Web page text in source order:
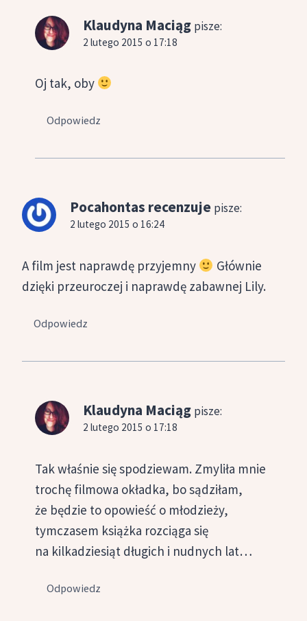
Klaudyna Maciąg pisze:
2 lutego 2015 o 17:18
Oj tak, oby
Odpowiedz
Pocahontas recenzuje pisze:
2 lutego 2015 o 16:24
A film jest naprawdę przyjemny
Głównie
dzięki przeuroczej i naprawdę zabawnej Lily.
Odpowiedz
Klaudyna Maciąg pisze:
2 lutego 2015 o 17:18
Tak właśnie się spodziewam. Zmyliła mnie
trochę filmowa okładka, bo sądziłam,
że będzie to opowieść o młodzieży,
tymczasem książka rozciąga się
na kilkadziesiąt długich i nudnych lat…
Odpowiedz